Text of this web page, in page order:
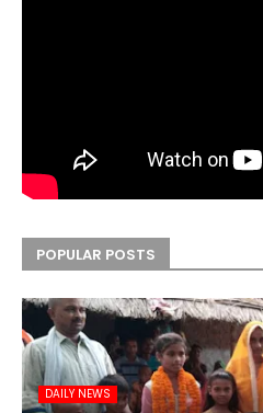
POPULAR POSTS
DAILY NEWS